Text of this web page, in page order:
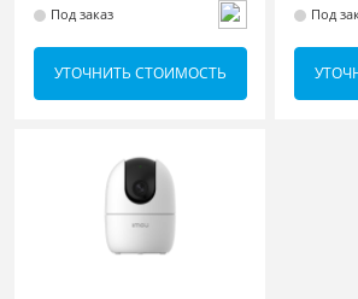
Под заказ
УТОЧНИТЬ СТОИМОСТЬ
Под